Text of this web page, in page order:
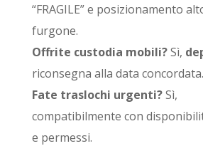
“FRAGILE” e posizionamento
furgone.
Offrite custodia mobili?Sì,
riconsegna alla data concordata.
Fate traslochi urgenti?Sì,
compatibilmente con
e permessi.